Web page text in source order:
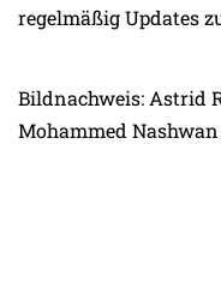
regelmäßig Updates
Bildnachweis: Astrid
Mohammed Nashwan